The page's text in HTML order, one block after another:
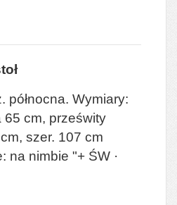
północna. Wymiary:
cm, prześwity
szer. 107 cm
na nimbie "+ ŚW ·